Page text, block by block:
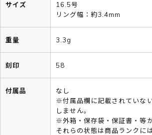
サイズ
16.5号
リング幅：約3.4mm
重量 3.3g
刻印 58
付属品
なし
※付属品欄に記載されていな
しません。
※外箱・保存袋・保証書・等
それらの状態は商品ランクに